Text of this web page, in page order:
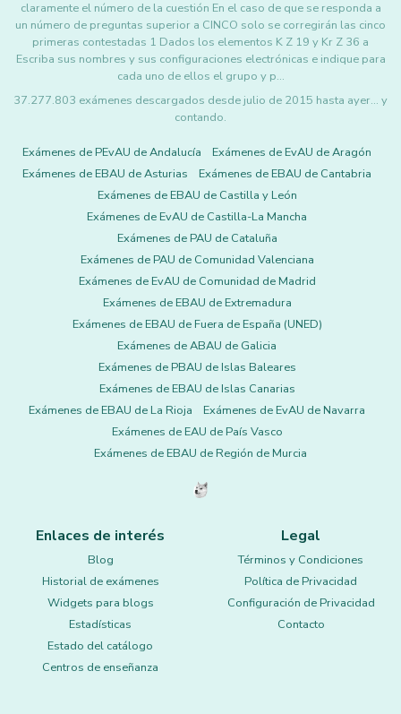
claramente el número de la cuestión En el caso de que se responda a
un número de preguntas superior a CINCO solo se corregirán las cinco
primeras contestadas 1 Dados los elementos K Z 19 y Kr Z 36 a
Escriba sus nombres y sus configuraciones electrónicas e indique para
cada uno de ellos el grupo y p…
37.277.803 exámenes descargados desde julio de 2015 hasta ayer... y
contando.
Exámenes de PEvAU de Andalucía
Exámenes de EvAU de Aragón
Exámenes de EBAU de Asturias
Exámenes de EBAU de Cantabria
Exámenes de EBAU de Castilla y León
Exámenes de EvAU de Castilla-La Mancha
Exámenes de PAU de Cataluña
Exámenes de PAU de Comunidad Valenciana
Exámenes de EvAU de Comunidad de Madrid
Exámenes de EBAU de Extremadura
Exámenes de EBAU de Fuera de España (UNED)
Exámenes de ABAU de Galicia
Exámenes de PBAU de Islas Baleares
Exámenes de EBAU de Islas Canarias
Exámenes de EBAU de La Rioja
Exámenes de EvAU de Navarra
Exámenes de EAU de País Vasco
Exámenes de EBAU de Región de Murcia
Enlaces de interés
Blog
Historial de exámenes
Widgets para blogs
Estadísticas
Estado del catálogo
Centros de enseñanza
Legal
Términos y Condiciones
Política de Privacidad
Configuración de Privacidad
Contacto